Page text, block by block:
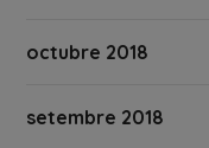
octubre 2018
setembre 2018